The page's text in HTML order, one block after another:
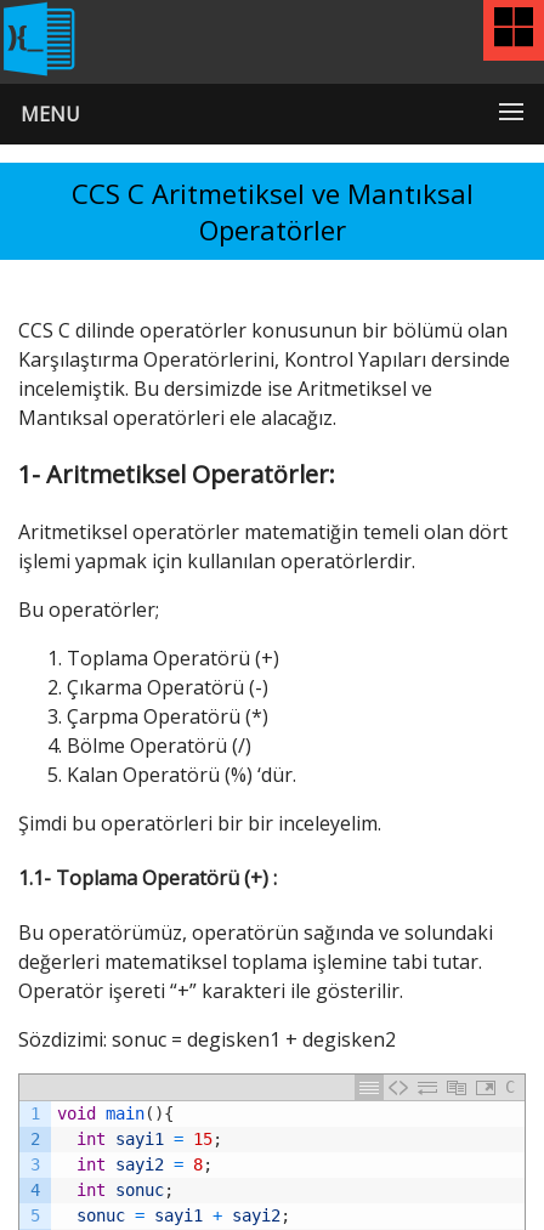
MENU
CCS C Aritmetiksel ve Mantıksal
Operatörler
CCS C dilinde operatörler konusunun bir bölümü olan
Karşılaştırma Operatörlerini, Kontrol Yapıları dersinde
incelemiştik. Bu dersimizde ise Aritmetiksel ve
Mantıksal operatörleri ele alacağız.
1- Aritmetiksel Operatörler:
Aritmetiksel operatörler matematiğin temeli olan dört
işlemi yapmak için kullanılan operatörlerdir.
Bu operatörler;
Toplama Operatörü (+)
Çıkarma Operatörü (-)
Çarpma Operatörü (*)
Bölme Operatörü (/)
Kalan Operatörü (%) ‘dür.
Şimdi bu operatörleri bir bir inceleyelim.
1.1- Toplama Operatörü (+) :
Bu operatörümüz, operatörün sağında ve solundaki
değerleri matematiksel toplama işlemine tabi tutar.
Operatör işereti “+” karakteri ile gösterilir.
Sözdizimi: sonuc = degisken1 + degisken2
C
1
2
3
4
5
void main( ){
int
sayi1 = 15;
int
sayi2 = 8;
int
sonuc;
sonuc = sayi1 + sayi2;